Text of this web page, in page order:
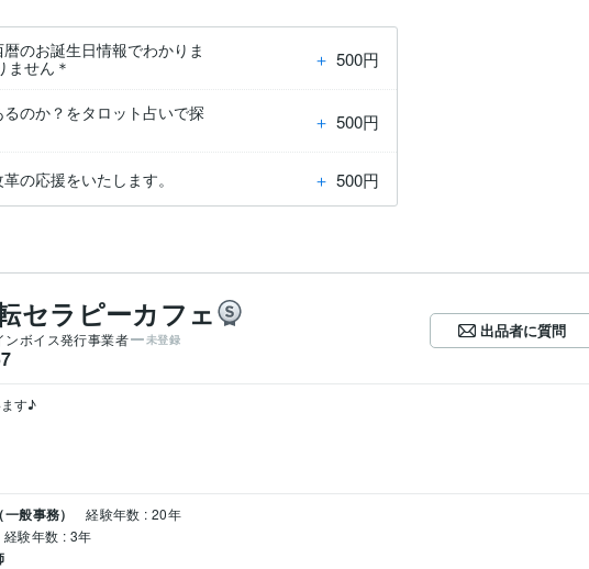
のお誕生日情報でわかりま
ません＊
＋ 500円
のか？をタロット占いで探
＋ 500円
の応援をいたします。 ＋ 500円
セラピーカフェ
ンボイス発行事業者 未登録 出品者に質問
す♪
般事務） 経験年数 : 20年
経験年数 : 3年